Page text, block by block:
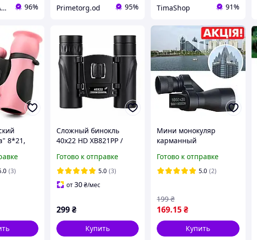
Mod_Man – Аксессуары для мужчин! 96% Primetorg.od 95% TimaShop 91%
8*21,
(3)
Сложный бинокль
40x22 HD XB821PP /
туристический бинокль
для путешествий,
рыбалки и охоты
Готово к отправке
5.0 (3)
от30₴/мес
299₴
Купить
Мини монокуляр
карманный
портативный телескоп
8X зум, оптический
птицами и природой
Готово к отправке
5.0 (2)
169.15₴
199 ₴
Купить